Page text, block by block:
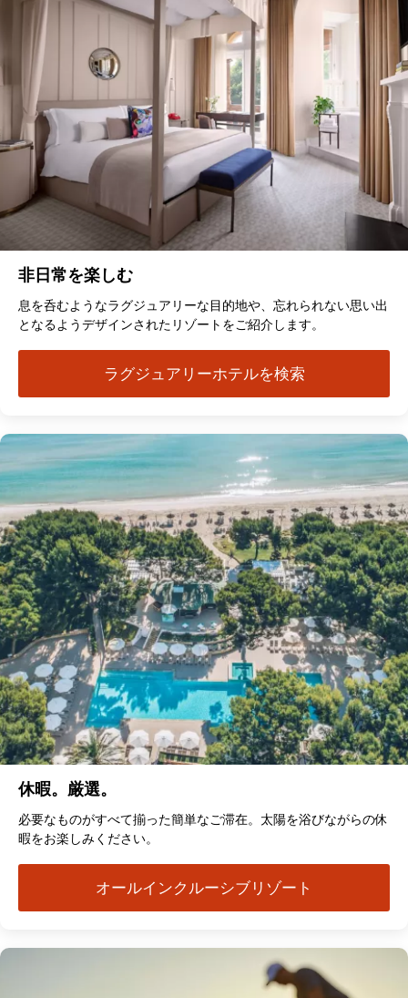
非日常を楽しむ
息を呑むようなラグジュアリーな目的地や、忘れられない思い出
となるようデザインされたリゾートをご紹介します。
ラグジュアリーホテルを検索
休暇。厳選。
必要なものがすべて揃った簡単なご滞在。太陽を浴びながらの休
暇をお楽しみください。
オールインクルーシブリゾート